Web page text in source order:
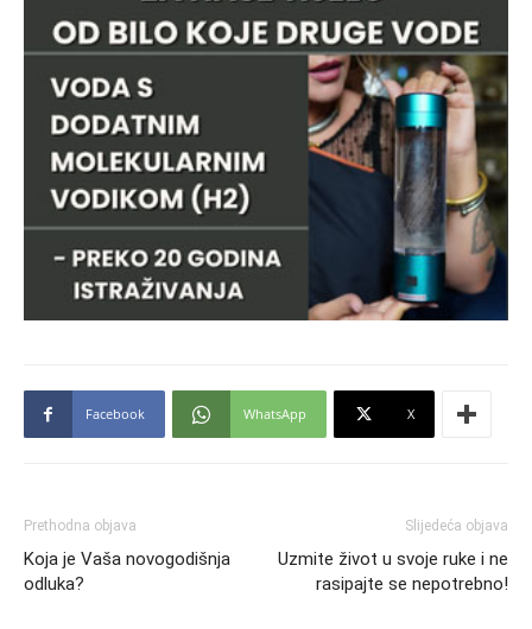
Facebook WhatsApp X
Prethodna objava
Koja je Vaša novogodišnja
odluka?
Slijedeća objava
Uzmite život u svoje ruke i ne
rasipajte se nepotrebno!